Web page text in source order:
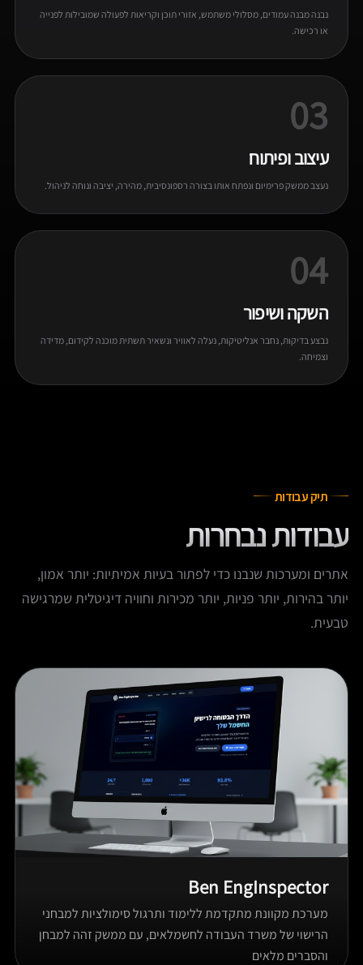
נבנה מבנה עמודים, מסלולי משתמש, אזורי תוכן וקריאות לפעולה שמובילות לפנייה
או רכישה.
03
עיצוב ופיתוח
נעצב ממשק פרימיום ונפתח אותו בצורה רספונסיבית, מהירה, יציבה ונוחה לניהול.
04
השקה ושיפור
נבצע בדיקות, נחבר אנליטיקות, נעלה לאוויר ונשאיר תשתית מוכנה לקידום, מדידה
וצמיחה.
תיק עבודות
עבודות נבחרות
אתרים ומערכות שנבנו כדי לפתור בעיות אמיתיות: יותר אמון,
יותר בהירות, יותר פניות, יותר מכירות וחוויה דיגיטלית שמרגישה
טבעית.
Ben EngInspector
מערכת מקוונת מתקדמת ללימוד ותרגול סימולציות למבחני
הרישוי של משרד העבודה לחשמלאים, עם ממשק זהה למבחן
והסברים מלאים